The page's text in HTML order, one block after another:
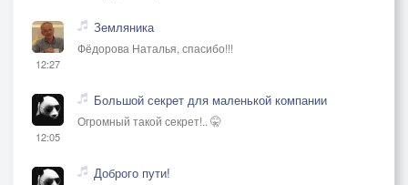
12:27
Земляника
Фёдорова Наталья, спасибо!!!
12:05
Большой секрет для маленькой компании
Огромный такой секрет!.. 🤫
Доброго пути!